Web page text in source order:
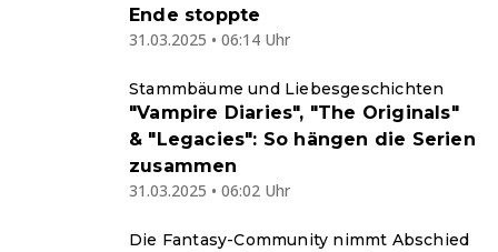
Ende stoppte
31.03.2025 • 06:14 Uhr
Stammbäume und Liebesgeschichten
"Vampire Diaries", "The Originals"
& "Legacies": So hängen die Serien
zusammen
31.03.2025 • 06:02 Uhr
Die Fantasy-Community nimmt Abschied